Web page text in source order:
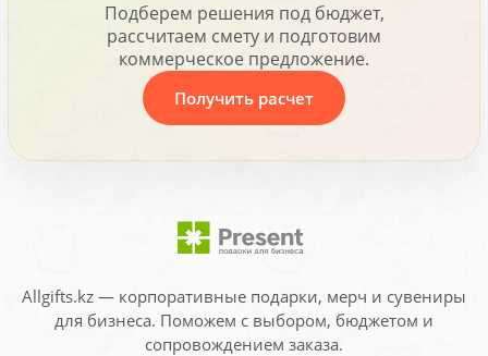
Подберем решения под бюджет,
рассчитаем смету и подготовим
коммерческое предложение.
Получить расчет
Allgifts.kz — корпоративные подарки, мерч и сувениры
для бизнеса. Поможем с выбором, бюджетом и
сопровождением заказа.